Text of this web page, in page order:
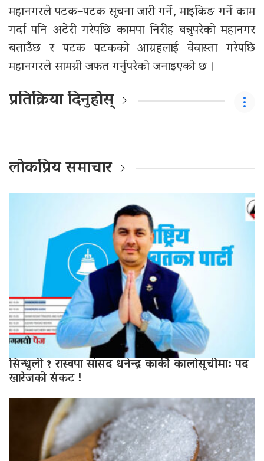
महानगरले पटक–पटक सूचना जारी गर्ने, माइकिङ गर्ने काम
गर्दा पनि अटेरी गरेपछि कामपा निरीह बन्नुपरेको महानगर
बताउँछ र पटक पटकको आग्रहलाई वेवास्ता गरेपछि
महानगरले सामग्री जफत गर्नुपरेको जनाइएको छ ।
प्रतिक्रिया दिनुहोस्
लोकप्रिय समाचार
सिन्धुली १ रास्वपा सांसद धनेन्द्र कार्की कालोसूचीमा: पद
खारेजको संकट !